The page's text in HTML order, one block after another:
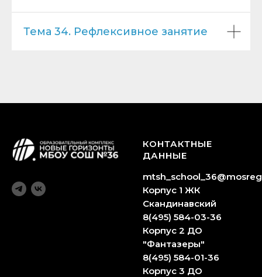
Тема 34. Рефлексивное занятие
КОНТАКТНЫЕ
ДАННЫЕ
Корпус 1 ЖК
Скандинавский
8(495) 584-03-36
Корпус 2 ДО
"Фантазеры"
8(495) 584-01-36
Корпус 3 ДО